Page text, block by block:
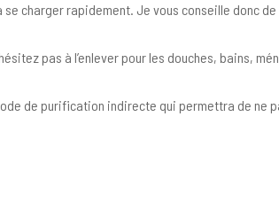
charger rapidement. Je vous conseille donc de
pas à l’enlever pour les douches, bains,
de purification indirecte qui permettra de ne